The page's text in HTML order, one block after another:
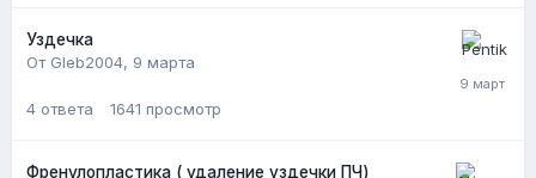
Уздечка
От Gleb2004, 9 марта
4 ответа 1641 просмотр
Френулопластика ( удаление уздечки ПЧ)